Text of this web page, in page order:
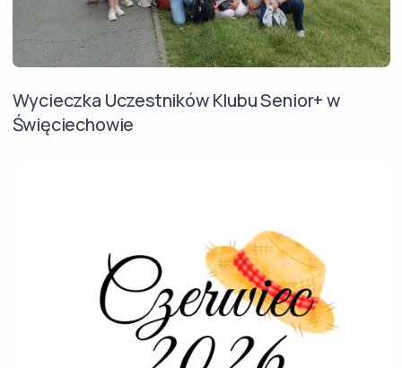
Wycieczka Uczestników Klubu Senior+ w
Święciechowie